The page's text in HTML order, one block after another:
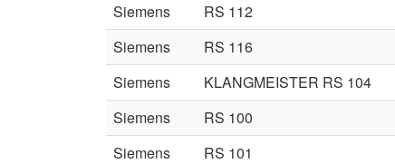
Siemens
RS 112
Siemens
RS 116
Siemens
KLANGMEISTER RS 104
Siemens
RS 100
Siemens
RS 101